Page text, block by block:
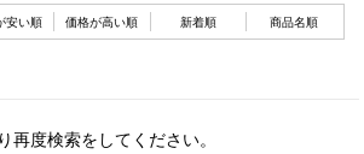
安い順 価格が高い順 新着順 商品名順
再度検索をしてください。